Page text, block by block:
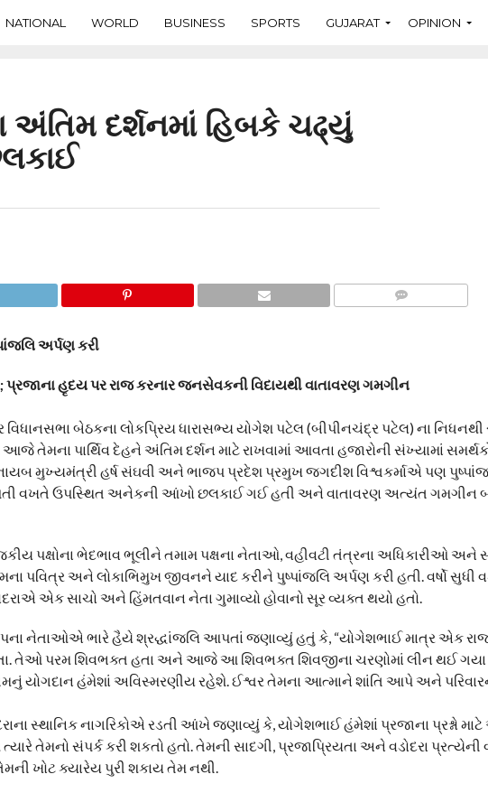
NATIONAL WORLD BUSINESS SPORTS GUJARAT OPINION
અંતિમ દર્શનમાં હિબકે ચઢ્યું
અર્પણ કરી
હૃદય પર રાજ કરનાર જનસેવકની વિદાયથી વાતાવરણ ગમગીન
વિધાનસભા બેઠકના લોકપ્રિય ધારાસભ્ય યોગેશ પટેલ (બીપીનચંદ્ર પટેલ) ના
તેમના પાર્થિવ દેહને અંતિમ દર્શન માટે રાખવામાં આવતા હજારોની સંખ્યામાં
મુખ્યમંત્રી હર્ષ સંઘવી અને ભાજપ પ્રદેશ પ્રમુખ જગદીશ વિશ્વકર્માએ પણ
આપતી વખતે ઉપસ્થિત અનેકની આંખો છલકાઈ ગઈ હતી અને વાતાવરણ અત્યંત ગમગીન
પક્ષોના ભેદભાવ ભૂલીને તમામ પક્ષના નેતાઓ, વહીવટી તંત્રના અધિકારીઓ અને
પવિત્ર અને લોકાભિમુખ જીવનને યાદ કરીને પુષ્પાંજલિ અર્પણ કરી હતી. વર્ષો સુધી
એક સાચો અને હિંમતવાન નેતા ગુમાવ્યો હોવાનો સૂર વ્યક્ત થયો હતો.
નેતાઓએ ભારે હૈયે શ્રદ્ધાંજલિ આપતાં જણાવ્યું હતું કે, “યોગેશભાઈ માત્ર એક
હતા. તેઓ પરમ શિવભક્ત હતા અને આજે આ શિવભક્ત શિવજીના ચરણોમાં લીન થઈ
યોગદાન હંમેશાં અવિસ્મરણીય રહેશે. ઈશ્વર તેમના આત્માને શાંતિ આપે અને
સ્થાનિક નાગરિકોએ રડતી આંખે જણાવ્યું કે, યોગેશભાઈ હંમેશાં પ્રજાના પ્રશ્નો
તેમનો સંપર્ક કરી શકતો હતો. તેમની સાદગી, પ્રજાપ્રિયતા અને વડોદરા પ્રત્યેની
ખોટ ક્યારેય પુરી શકાય તેમ નથી.